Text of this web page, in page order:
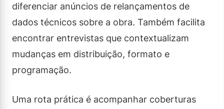
diferenciar anúncios de relançamentos de
dados técnicos sobre a obra. Também facilita
encontrar entrevistas que contextualizam
mudanças em distribuição, formato e
programação.
Uma rota prática é acompanhar coberturas